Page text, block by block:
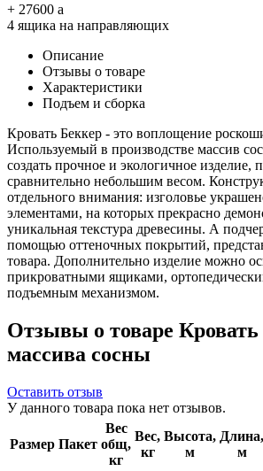
+ 27600 a
4 ящика на направляющих
Описание
Отзывы о товаре
Характеристики
Подъем и сборка
Кровать Беккер - это воплощение
Используемый в производстве массив
создать прочное и экологичное изделие,
сравнительно небольшим весом.
отдельного внимания: изголовье
элементами, на которых прекрасно
уникальная текстура древесины. А
помощью оттеночных покрытий,
товара. Дополнительно изделие можно
прикроватными ящиками,
подъемным механизмом.
Отзывы о товаре Кровать
массива сосны
Оставить отзыв
У данного товара пока нет отзывов.
Размер Пакет
Вес
общ,
кг
Вес,
кг
Высота,
м
Длина,
м